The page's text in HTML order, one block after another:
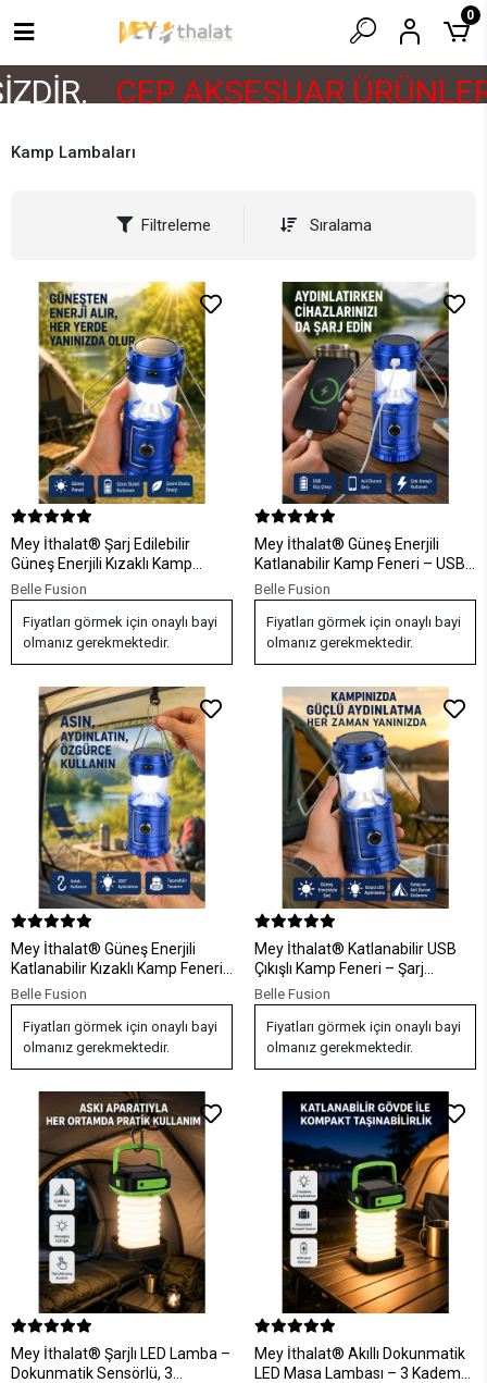
CEP AKSESUAR ÜRÜNLERİ
0
Kamp Lambaları
Filtreleme Sıralama
Mey İthalat® Şarj Edilebilir
Güneş Enerjili Kızaklı Kamp
Feneri – USB Çıkışlı, Katlanabilir,
Dayanıklı ve Çok Fonksiyonlu
Belle Fusion
Fiyatları görmek için onaylı bayi
olmanız gerekmektedir.
Mey İthalat® Güneş Enerjili
Katlanabilir Kamp Feneri – USB
Şarjlı, Hafif ve Çok Fonksiyonlu
Belle Fusion
Fiyatları görmek için onaylı bayi
olmanız gerekmektedir.
Mey İthalat® Güneş Enerjili
Katlanabilir Kızaklı Kamp Feneri
– USB Şarjlı, Çok Yönlü ve
Dayanıklı Tasarım
Belle Fusion
Fiyatları görmek için onaylı bayi
olmanız gerekmektedir.
Mey İthalat® Katlanabilir USB
Çıkışlı Kamp Feneri – Şarj
Edilebilir, Dayanıklı ve Çok
Fonksiyonlu
Belle Fusion
Fiyatları görmek için onaylı bayi
olmanız gerekmektedir.
Mey İthalat® Şarjlı LED Lamba –
Dokunmatik Sensörlü, 3
Mey İthalat® Akıllı Dokunmatik
LED Masa Lambası – 3 Kademeli